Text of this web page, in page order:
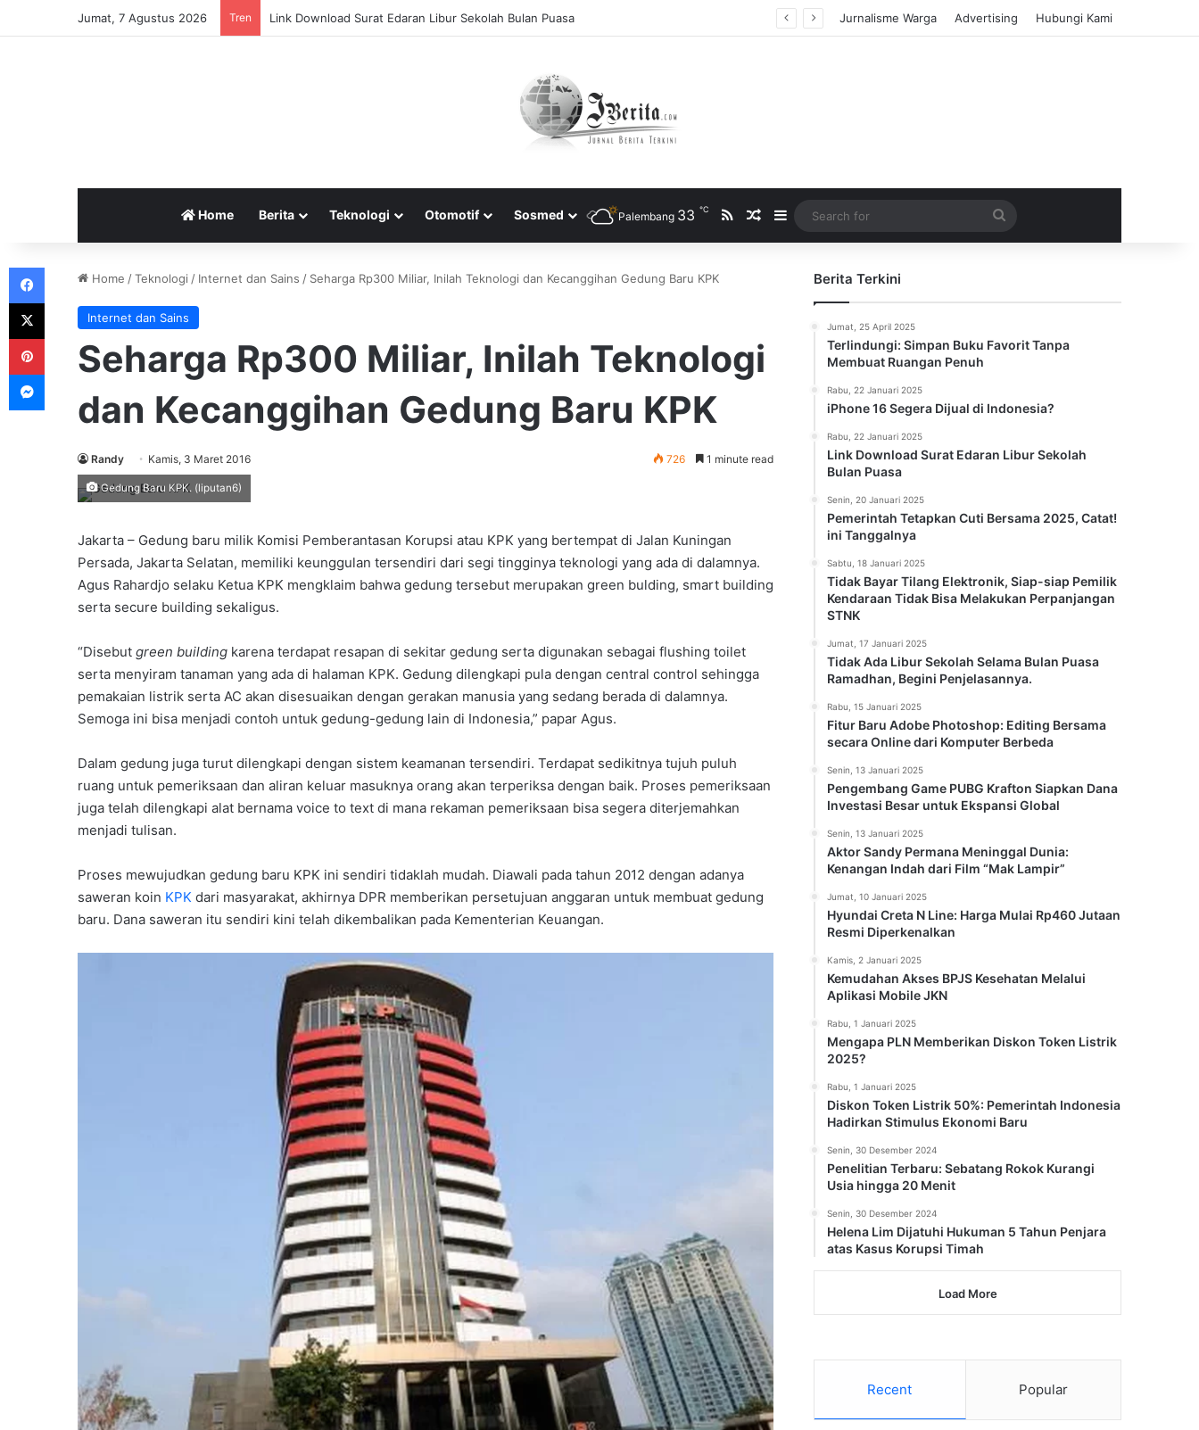
Jumat, 7 Agustus 2026 Tren Pemerintah Tetapkan Cuti Bersama 2025, Catat! ini Tanggalnya Jurnalisme Warga Advertising Hubungi Kami
Home Berita Teknologi Otomotif Sosmed Palembang 33 ℃ RSSRandom Article
Sidebar
for
Home /Teknologi / Internet dan Sains / Seharga Rp300 Miliar, Inilah Teknologi dan Kecanggihan Gedung Baru KPK
Internet dan Sains
Seharga Rp300 Miliar, Inilah Teknologi
dan Kecanggihan Gedung Baru KPK
Randy Kamis, 3 Maret 2016 726 1 minute read
Gedung Baru KPK. (liputan6)
Jakarta – Gedung baru milik Komisi Pemberantasan Korupsi atau KPK yang bertempat di Jalan Kuningan
Persada, Jakarta Selatan, memiliki keunggulan tersendiri dari segi tingginya teknologi yang ada di dalamnya.
Agus Rahardjo selaku Ketua KPK mengklaim bahwa gedung tersebut merupakan green bulding, smart building
serta secure building sekaligus.
“Disebut green building karena terdapat resapan di sekitar gedung serta digunakan sebagai flushing toilet
serta menyiram tanaman yang ada di halaman KPK. Gedung dilengkapi pula dengan central control sehingga
pemakaian listrik serta AC akan disesuaikan dengan gerakan manusia yang sedang berada di dalamnya.
Semoga ini bisa menjadi contoh untuk gedung-gedung lain di Indonesia,” papar Agus.
Dalam gedung juga turut dilengkapi dengan sistem keamanan tersendiri. Terdapat sedikitnya tujuh puluh
ruang untuk pemeriksaan dan aliran keluar masuknya orang akan terperiksa dengan baik. Proses pemeriksaan
juga telah dilengkapi alat bernama voice to text di mana rekaman pemeriksaan bisa segera diterjemahkan
menjadi tulisan.
Proses mewujudkan gedung baru KPK ini sendiri tidaklah mudah. Diawali pada tahun 2012 dengan adanya
saweran koin KPK dari masyarakat, akhirnya DPR memberikan persetujuan anggaran untuk membuat gedung
baru. Dana saweran itu sendiri kini telah dikembalikan pada Kementerian Keuangan.
Berita Terkini
Jumat, 25 April 2025
Terlindungi: Simpan Buku Favorit Tanpa
Membuat Ruangan Penuh
Rabu, 22 Januari 2025
iPhone 16 Segera Dijual di Indonesia?
Rabu, 22 Januari 2025
Link Download Surat Edaran Libur Sekolah
Bulan Puasa
Senin, 20 Januari 2025
Pemerintah Tetapkan Cuti Bersama 2025, Catat!
ini Tanggalnya
Sabtu, 18 Januari 2025
Tidak Bayar Tilang Elektronik, Siap-siap Pemilik
Kendaraan Tidak Bisa Melakukan Perpanjangan
STNK
Jumat, 17 Januari 2025
Tidak Ada Libur Sekolah Selama Bulan Puasa
Ramadhan, Begini Penjelasannya.
Rabu, 15 Januari 2025
Fitur Baru Adobe Photoshop: Editing Bersama
secara Online dari Komputer Berbeda
Senin, 13 Januari 2025
Pengembang Game PUBG Krafton Siapkan Dana
Investasi Besar untuk Ekspansi Global
Senin, 13 Januari 2025
Aktor Sandy Permana Meninggal Dunia:
Kenangan Indah dari Film “Mak Lampir”
Jumat, 10 Januari 2025
Hyundai Creta N Line: Harga Mulai Rp460 Jutaan
Resmi Diperkenalkan
Kamis, 2 Januari 2025
Kemudahan Akses BPJS Kesehatan Melalui
Aplikasi Mobile JKN
Rabu, 1 Januari 2025
Mengapa PLN Memberikan Diskon Token Listrik
2025?
Rabu, 1 Januari 2025
Diskon Token Listrik 50%: Pemerintah Indonesia
Hadirkan Stimulus Ekonomi Baru
Senin, 30 Desember 2024
Penelitian Terbaru: Sebatang Rokok Kurangi
Usia hingga 20 Menit
Senin, 30 Desember 2024
Helena Lim Dijatuhi Hukuman 5 Tahun Penjara
atas Kasus Korupsi Timah
Load More
Recent Popular
Facebook
X
Pinterest
Messenger